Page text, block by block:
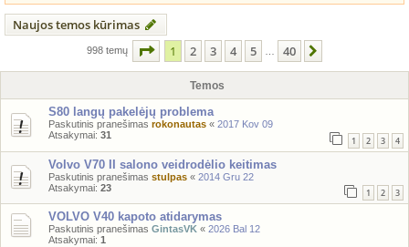
Naujos temos kūrimas
998 temų Puslapis 1iš 40
1 2 3 4 5 40
Temos
S80 langų pakelėjų problema
Paskutinis pranešimas rokonautas « 2017 Kov 09
Atsakymai: 31 1 2 3 4
Volvo V70 II salono veidrodėlio keitimas
Paskutinis pranešimas stulpas « 2014 Gru 22
Atsakymai: 23 1 2 3
VOLVO V40 kapoto atidarymas
Paskutinis pranešimas GintasVK « 2026 Bal 12
Atsakymai: 1